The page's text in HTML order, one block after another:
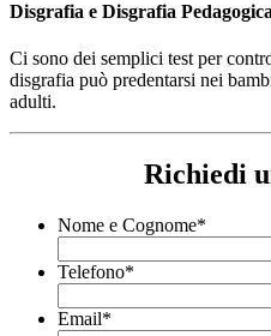
Disgrafia e Disgrafia Pedagogica
Ci sono dei semplici test per
disgrafia può predentarsi nei
adulti.
Richiedi
Nome e Cognome*
Telefono*
Email*